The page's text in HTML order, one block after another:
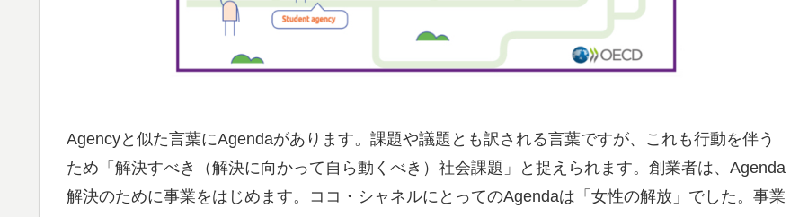
Agencyと似た言葉にAgendaがあります。課題や議題とも訳される言葉ですが、これも行動を伴う
ため「解決すべき（解決に向かって自ら動くべき）社会課題」と捉えられます。創業者は、Agenda
解決のために事業をはじめます。ココ・シャネルにとってのAgendaは「女性の解放」でした。事業